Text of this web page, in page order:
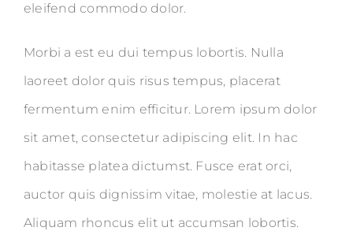
eleifend commodo dolor.
Morbi a est eu dui tempus lobortis. Nulla
laoreet dolor quis risus tempus, placerat
fermentum enim efficitur. Lorem ipsum dolor
sit amet, consectetur adipiscing elit. In hac
habitasse platea dictumst. Fusce erat orci,
auctor quis dignissim vitae, molestie at lacus.
Aliquam rhoncus elit ut accumsan lobortis.